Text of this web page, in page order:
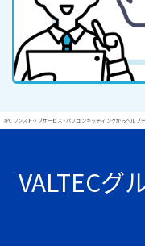
#PCワンストップサービス - パソコンキッティングからヘルプ
VALTECグ